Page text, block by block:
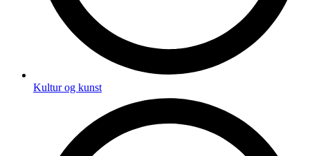
Kultur og kunst